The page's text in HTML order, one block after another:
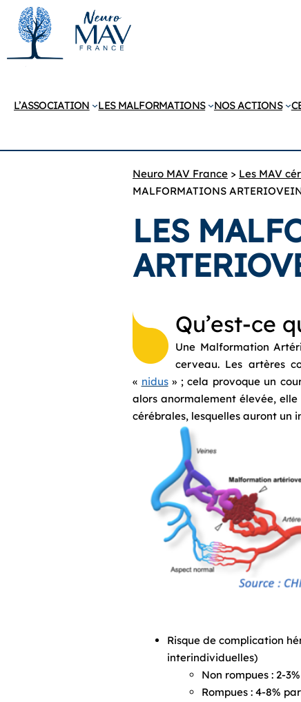
L’ASSOCIATION LES MALFORMATIONS NOS ACTIONS
Neuro MAV France > Les MAV
MALFORMATIONS
LES
Qu’est-ce
Une Malformation
cerveau. Les artères
« nidus» ; cela provoque un
alors anormalement élevée,
cérébrales, lesquelles auront un
Risque de complication
interindividuelles)
Non rompues : 2-
Rompues : 4-8%